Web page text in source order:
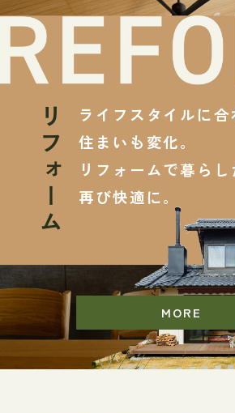
リフォーム
ライフスタイルに合
住まいも変化。
リフォームで暮らし
再び快適に。
MORE